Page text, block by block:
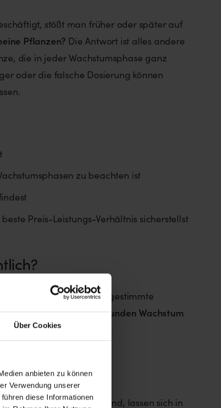
Über Cookies
anbieten zu können
Verwendung unserer
diese Informationen
stößt man früher oder später auf
Pflanzen? Die Antwort ist alles andere
die in jeder Wachstumsphase ganz
oder die falsche Dosierung können
zu beachten ist
Preis-Leistungs-Verhältnis sicherstellst
der Hanfpflanze abgestimmte
allem, was sie zumgesunden Wachstum
Dünger enthalten sind, lassen sich in